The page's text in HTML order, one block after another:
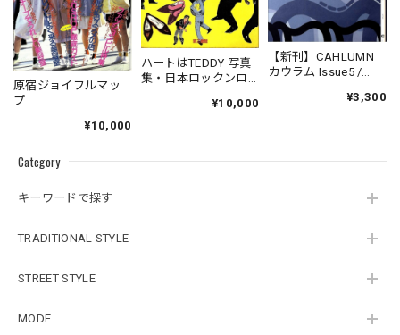
Category
キーワードで探す
TRADITIONAL STYLE
STREET STYLE
MODE
原宿ジョイフルマッ
プ
¥10,000
ハートはTEDDY 写真
集・日本ロックンロ
¥10,000
【新刊】CAHLUMN
カウラム Issue5 /
と、ちょっと東京¥3,300